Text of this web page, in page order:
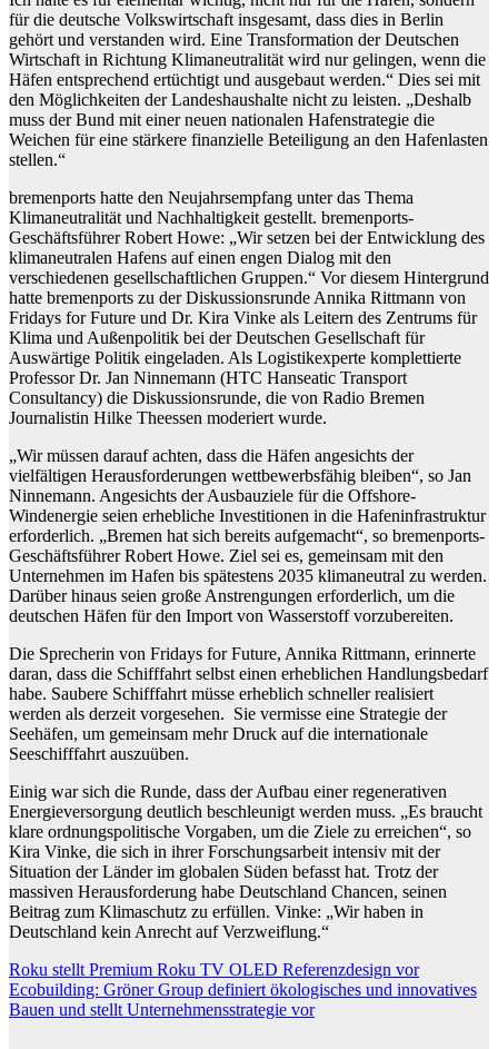
für die deutsche Volkswirtschaft insgesamt, dass dies in Berlin
gehört und verstanden wird. Eine Transformation der Deutschen
Wirtschaft in Richtung Klimaneutralität wird nur gelingen, wenn die
Häfen entsprechend ertüchtigt und ausgebaut werden.“ Dies sei mit
den Möglichkeiten der Landeshaushalte nicht zu leisten. „Deshalb
muss der Bund mit einer neuen nationalen Hafenstrategie die
Weichen für eine stärkere finanzielle Beteiligung an den Hafenlasten
stellen.“
bremenports hatte den Neujahrsempfang unter das Thema
Klimaneutralität und Nachhaltigkeit gestellt. bremenports-
Geschäftsführer Robert Howe: „Wir setzen bei der Entwicklung des
klimaneutralen Hafens auf einen engen Dialog mit den
verschiedenen gesellschaftlichen Gruppen.“ Vor diesem Hintergrund
hatte bremenports zu der Diskussionsrunde Annika Rittmann von
Fridays for Future und Dr. Kira Vinke als Leitern des Zentrums für
Klima und Außenpolitik bei der Deutschen Gesellschaft für
Auswärtige Politik eingeladen. Als Logistikexperte komplettierte
Professor Dr. Jan Ninnemann (HTC Hanseatic Transport
Consultancy) die Diskussionsrunde, die von Radio Bremen
Journalistin Hilke Theessen moderiert wurde.
„Wir müssen darauf achten, dass die Häfen angesichts der
vielfältigen Herausforderungen wettbewerbsfähig bleiben“, so Jan
Ninnemann. Angesichts der Ausbauziele für die Offshore-
Windenergie seien erhebliche Investitionen in die Hafeninfrastruktur
erforderlich. „Bremen hat sich bereits aufgemacht“, so bremenports-
Geschäftsführer Robert Howe. Ziel sei es, gemeinsam mit den
Unternehmen im Hafen bis spätestens 2035 klimaneutral zu werden.
Darüber hinaus seien große Anstrengungen erforderlich, um die
deutschen Häfen für den Import von Wasserstoff vorzubereiten.
Die Sprecherin von Fridays for Future, Annika Rittmann, erinnerte
daran, dass die Schifffahrt selbst einen erheblichen Handlungsbedarf
habe. Saubere Schifffahrt müsse erheblich schneller realisiert
werden als derzeit vorgesehen. Sie vermisse eine Strategie der
Seehäfen, um gemeinsam mehr Druck auf die internationale
Seeschifffahrt auszuüben.
Einig war sich die Runde, dass der Aufbau einer regenerativen
Energieversorgung deutlich beschleunigt werden muss. „Es braucht
klare ordnungspolitische Vorgaben, um die Ziele zu erreichen“, so
Kira Vinke, die sich in ihrer Forschungsarbeit intensiv mit der
Situation der Länder im globalen Süden befasst hat. Trotz der
massiven Herausforderung habe Deutschland Chancen, seinen
Beitrag zum Klimaschutz zu erfüllen. Vinke: „Wir haben in
Deutschland kein Anrecht auf Verzweiflung.“
Beitragsnavigation
Roku stellt Premium Roku TV OLED Referenzdesign vor
Ecobuilding: Gröner Group definiert ökologisches und innovatives
Bauen und stellt Unternehmensstrategie vor